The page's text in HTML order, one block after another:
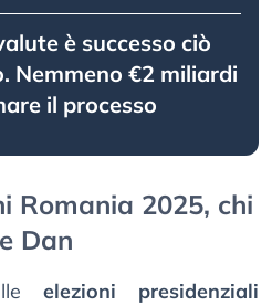
è successo ciò
Nemmeno €2 miliardi
il processo
Romania 2025, chi
Dan
elezioni presidenziali